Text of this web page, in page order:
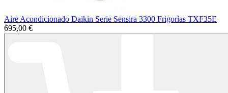
Aire Acondicionado Daikin Serie Sensira 3300 Frigorías TXF35E
695,00 €